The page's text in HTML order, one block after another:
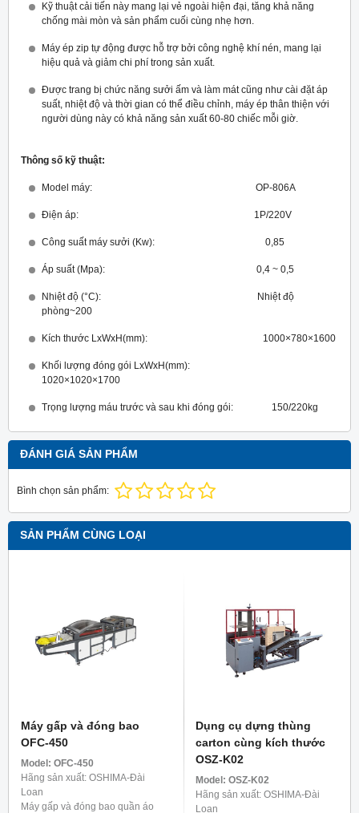
Kỹ thuật cải tiến này mang lại vẻ ngoài hiện đại, tăng khả năng
chống mài mòn và sản phẩm cuối cùng nhẹ hơn.
Máy ép zip tự động được hỗ trợ bởi công nghệ khí nén, mang lại
hiệu quả và giảm chi phí trong sản xuất.
Được trang bị chức năng sưởi ấm và làm mát cũng như cài đặt áp
suất, nhiệt độ và thời gian có thể điều chỉnh, máy ép thân thiện với
người dùng này có khả năng sản xuất 60-80 chiếc mỗi giờ.
Thông số kỹ thuật:
Model máy: OP-806A
Điện áp: 1P/220V
Công suất máy sưởi (Kw): 0,85
Áp suất (Mpa): 0,4 ~ 0,5
Nhiệt độ (°C): Nhiệt độ
phòng~200
Kích thước LxWxH(mm): 1000×780×1600
Khối lượng đóng gói LxWxH(mm):
1020×1020×1700
Trọng lượng máu trước và sau khi đóng gói: 150/220kg
ĐÁNH GIÁ SẢN PHẨM
Bình chọn sản phẩm:
SẢN PHẨM CÙNG LOẠI
Máy gấp và đóng bao
OFC-450
Model: OFC-450
Hãng sản xuất: OSHIMA-Đài
Loan
Máy gấp và đóng bao quần áo
Dụng cụ dựng thùng
carton cùng kích thước
OSZ-K02
Model: OSZ-K02
Hãng sản xuất: OSHIMA-Đài
Loan